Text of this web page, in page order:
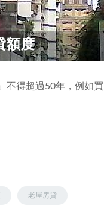
額度
不得超過50年，例如
老屋房貸